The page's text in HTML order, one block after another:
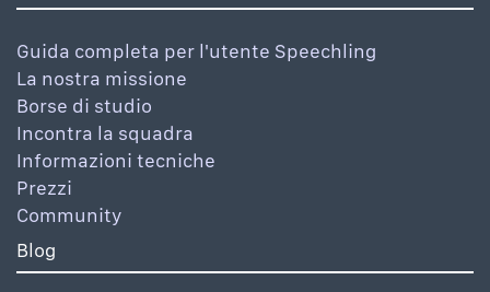
Guida completa per l'utente Speechling
La nostra missione
Borse di studio
Incontra la squadra
Informazioni tecniche
Prezzi
Community
Blog